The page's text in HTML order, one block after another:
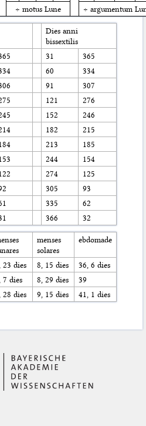
÷ motus Lune ÷ argumentum
Dies anni
bissextilis
31
365
60
334
91
307
121
276
152
246
182
215
213
185
244
154
274
125
305
93
335
62
366 32
menses
solares
ebdomade
23 dies 8, 15 dies
36, 6 dies
7 dies 8, 29 dies
39
28 dies 9, 15 dies 41, 1 dies